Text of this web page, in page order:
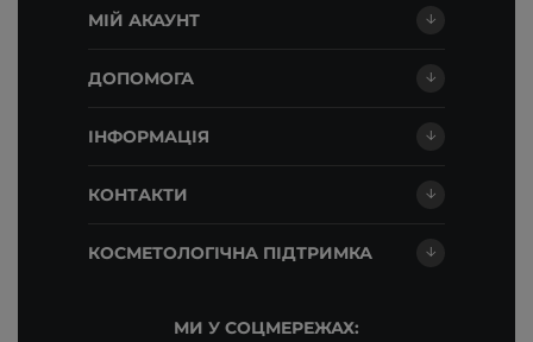
МІЙ АКАУНТ
ДОПОМОГА
ІНФОРМАЦІЯ
КОНТАКТИ
КОСМЕТОЛОГІЧНА ПІДТРИМКА
МИ У СОЦМЕРЕЖАХ: